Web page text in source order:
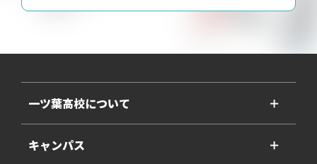
一ツ葉高校について ＋
キャンパス ＋